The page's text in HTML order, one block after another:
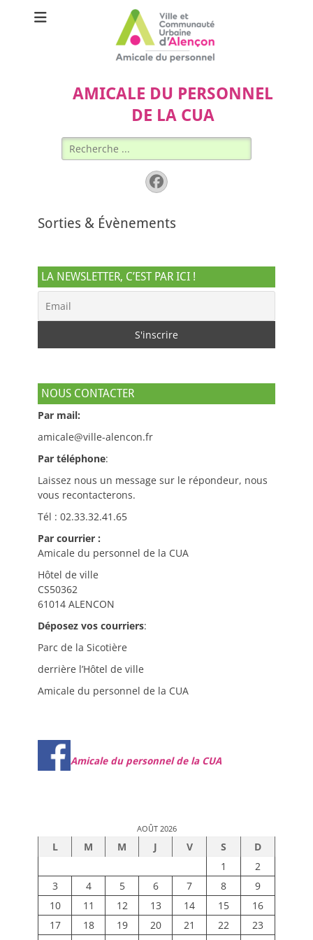
AMICALE DU PERSONNEL
DE LA CUA
Rechercher :
Facebook
Sorties & Évènements
LA NEWSLETTER, C’EST PAR ICI !
NOUS CONTACTER
Par mail:
amicale@ville-alencon.fr
Par téléphone:
Laissez nous un message sur le répondeur, nous
vous recontacterons.
Tél : 02.33.32.41.65
Par courrier :
Amicale du personnel de la CUA
Hôtel de ville
CS50362
61014 ALENCON
Déposez vos courriers:
Parc de la Sicotière
derrière l’Hôtel de ville
Amicale du personnel de la CUA
Amicale du personnel de la CUA
AOÛT 2026
L M M J V S
D
1
2
3
4 5 6 7 8
9
10
11 12 13 14 15
16
17
18 19 20 21 22
23